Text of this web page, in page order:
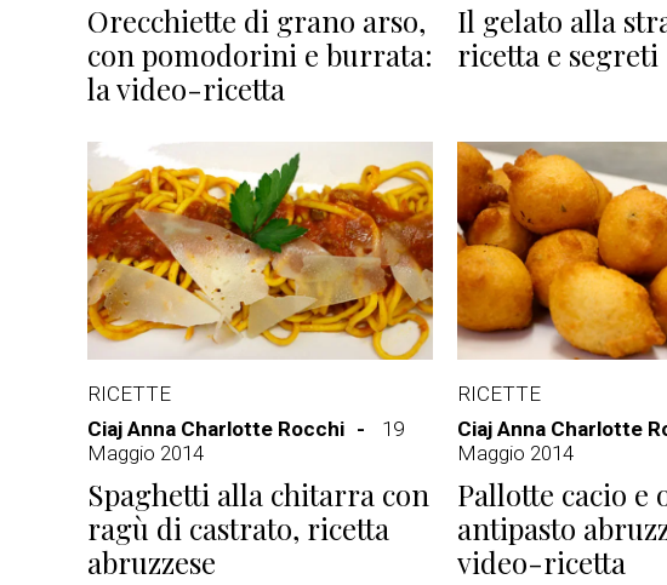
Orecchiette di grano arso,
con pomodorini e burrata:
la video-ricetta
Il gelato alla
ricetta e segreti
RICETTE
Ciaj Anna Charlotte Rocchi
19
Maggio 2014
Spaghetti alla chitarra con
ragù di castrato, ricetta
abruzzese
RICETTE
Ciaj Anna Charlotte
Maggio 2014
Pallotte cacio e
antipasto
video-ricetta